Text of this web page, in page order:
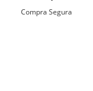
Compra Segura